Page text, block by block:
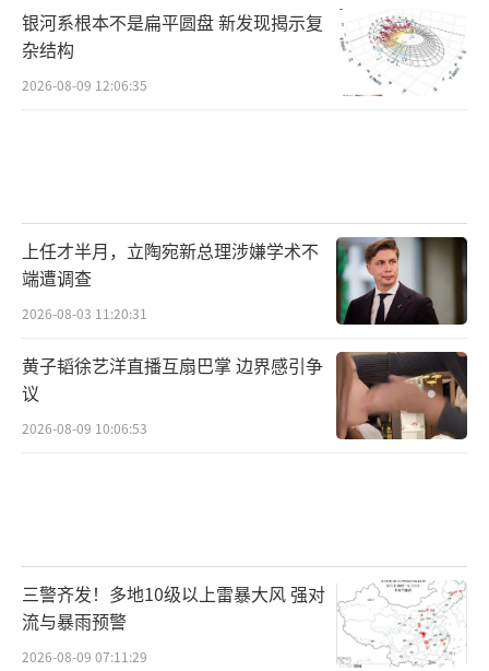
银河系根本不是扁平圆盘 新发现揭示复
杂结构
2026-08-09 12:06:35
上任才半月，立陶宛新总理涉嫌学术不
端遭调查
2026-08-03 11:20:31
黄子韬徐艺洋直播互扇巴掌 边界感引争
议
2026-08-09 10:06:53
三警齐发！多地10级以上雷暴大风 强对
流与暴雨预警
2026-08-09 07:11:29